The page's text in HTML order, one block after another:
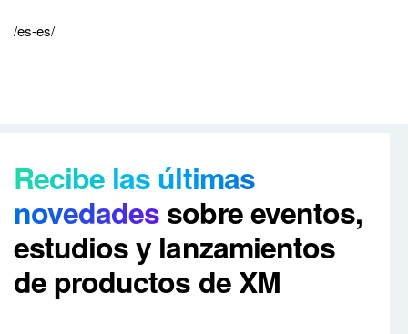
/es-es/